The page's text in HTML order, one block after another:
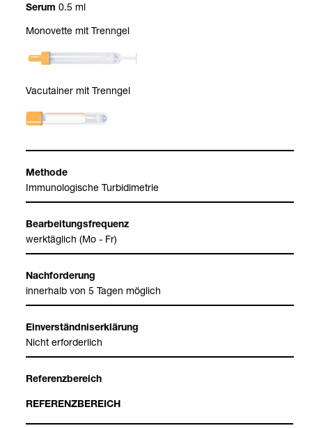
Serum 0.5 ml
Mono­vette mit Trenn­gel
Vacu­tai­ner mit Trenn­gel
Methode
Immu­no­lo­gi­sche Tur­bi­di­me­trie
Bear­bei­tungs­fre­quenz
werk­täg­lich (Mo - Fr)
Nach­for­de­rung
inner­halb von 5 Tagen mög­lich
Ein­ver­ständ­nis­er­klä­rung
Nicht erfor­der­lich
Refe­renz­be­reich
REFE­RENZ­BE­REICH